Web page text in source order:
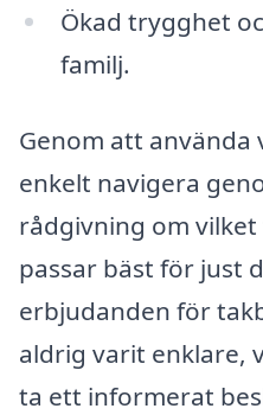
Ökad trygghet
familj.
Genom att använda
enkelt navigera
rådgivning om
passar bäst för just
erbjudanden för
aldrig varit enklare,
ta ett informerat